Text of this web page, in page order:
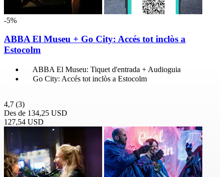
-5%
ABBA El Museu + Go City: Accés tot inclòs a
Estocolm
ABBA El Museu: Tiquet d'entrada + Audioguia
Go City: Accés tot inclòs a Estocolm
4,7 (3)
Des de 134,25 USD
127,54 USD